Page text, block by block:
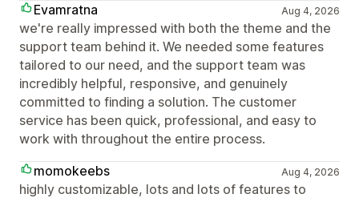
Evamratna
Aug 4, 2026
we're really impressed with both the theme and the
support team behind it. We needed some features
tailored to our need, and the support team was
incredibly helpful, responsive, and genuinely
committed to finding a solution. The customer
service has been quick, professional, and easy to
work with throughout the entire process.
momokeebs
Aug 4, 2026
highly customizable, lots and lots of features to